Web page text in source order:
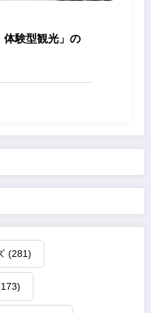
体験型観光」の
(281)